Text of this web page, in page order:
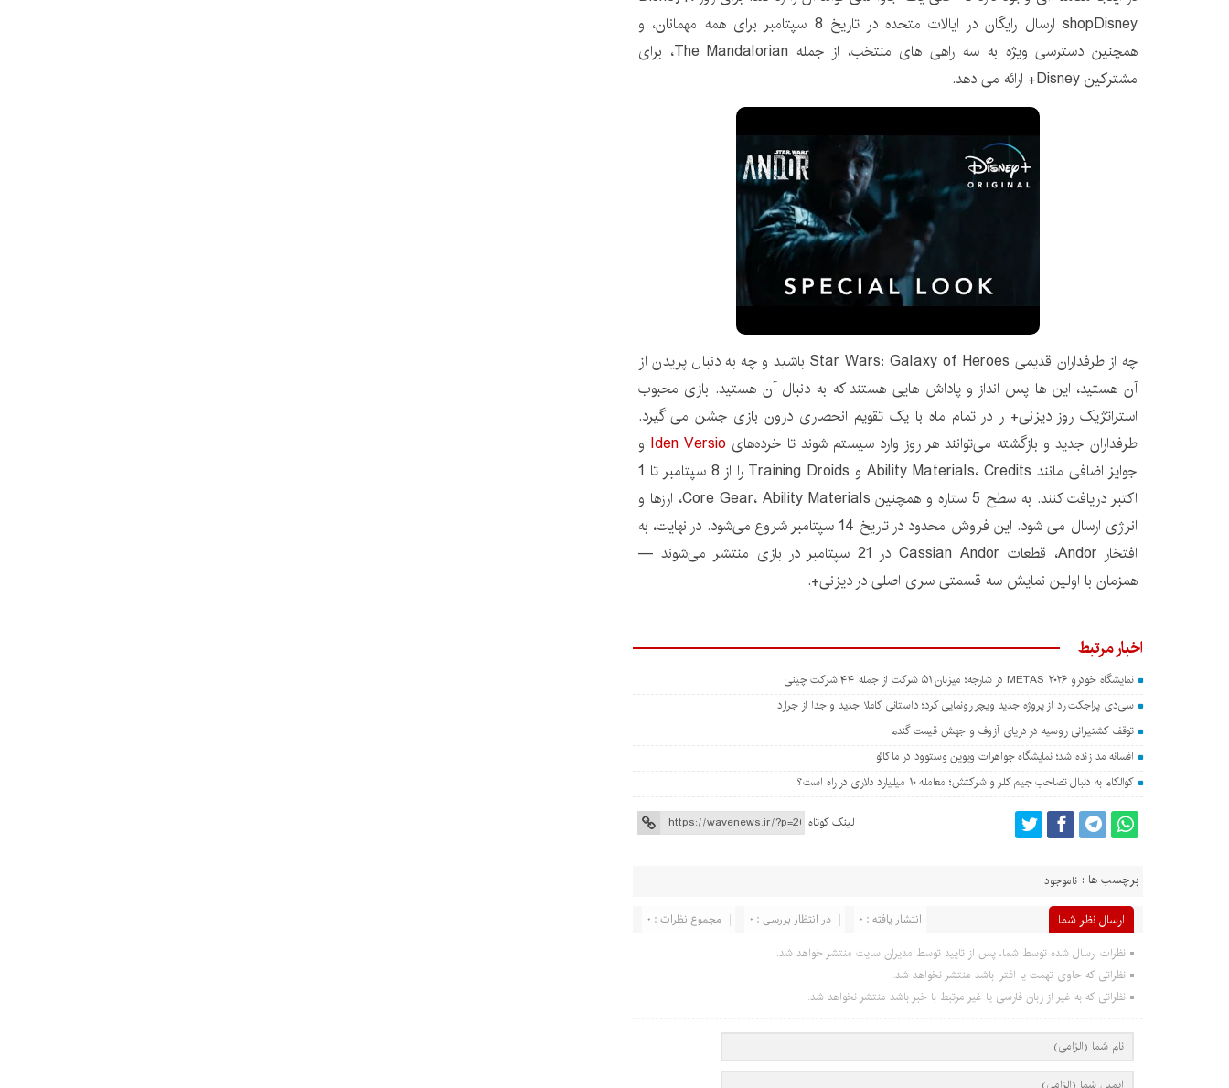
shopDisney ارسال رایگان در ایالات متحده در تاریخ 8 سپتامبر برای همه مهمانان، و
همچنین دسترسی ویژه به سه راهی های منتخب، از جمله The Mandalorian، برای
مشترکین Disney+ ارائه می دهد.
چه از طرفداران قدیمی Star Wars: Galaxy of Heroes باشید و چه به دنبال پریدن از
آن هستید، این ها پس انداز و پاداش هایی هستند که به دنبال آن هستید. بازی محبوب
استراتژیک روز دیزنی+ را در تمام ماه با یک تقویم انحصاری درون بازی جشن می گیرد.
طرفداران جدید و بازگشته می‌توانند هر روز وارد سیستم شوند تا خرده‌هایIden Versio و
جوایز اضافی مانند Ability Materials، Credits و Training Droids را از 8 سپتامبر تا 1
اکتبر دریافت کنند. به سطح 5 ستاره و همچنین Core Gear، Ability Materials، ارزها و
انرژی ارسال می شود. این فروش محدود در تاریخ 14 سپتامبر شروع می‌شود. در نهایت، به
افتخار Andor، قطعات Cassian Andor در 21 سپتامبر در بازی منتشر می‌شوند —
همزمان با اولین نمایش سه قسمتی سری اصلی در دیزنی+.
اخبار مرتبط
نمایشگاه خودرو METAS ۲۰۲۶ در شارجه؛ میزبان ۵۱ شرکت از جمله ۴۴ شرکت چینی
سی‌دی پراجکت رد از پروژه جدید ویچر رونمایی کرد؛ داستانی کاملا جدید و جدا از جرارد
توقف کشتیرانی روسیه در دریای آزوف و جهش قیمت گندم
افسانه مد زنده شد؛ نمایشگاه جواهرات ویوین وستوود در ماکائو
کوالکام به دنبال تصاحب جیم کلر و شرکتش؛ معامله ۱۰ میلیارد دلاری در راه است؟
لینک کوتاه
برچسب ها : ناموجود
ارسال نظر شما مجموع نظرات : 0 در انتظار بررسی : 0 انتشار یافته : 0
نظرات ارسال شده توسط شما، پس از تایید توسط مدیران سایت منتشر خواهد شد.
نظراتی که حاوی تهمت یا افترا باشد منتشر نخواهد شد.
نظراتی که به غیر از زبان فارسی یا غیر مرتبط با خبر باشد منتشر نخواهد شد.